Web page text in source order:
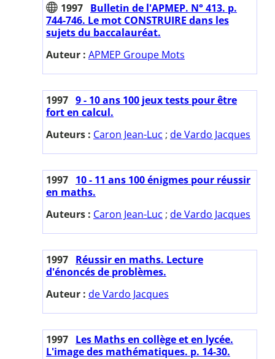
1997 Bulletin de l'APMEP. N° 413. p.
744-746. Le mot CONSTRUIRE dans les
sujets du baccalauréat.
Auteur : APMEP Groupe Mots
1997 9 - 10 ans 100 jeux tests pour être
fort en calcul.
Auteurs : Caron Jean-Luc ; de Vardo Jacques
1997 10 - 11 ans 100 énigmes pour réussir
en maths.
Auteurs : Caron Jean-Luc ; de Vardo Jacques
1997 Réussir en maths. Lecture
d'énoncés de problèmes.
Auteur : de Vardo Jacques
1997 Les Maths en collège et en lycée.
L'image des mathématiques. p. 14-30.